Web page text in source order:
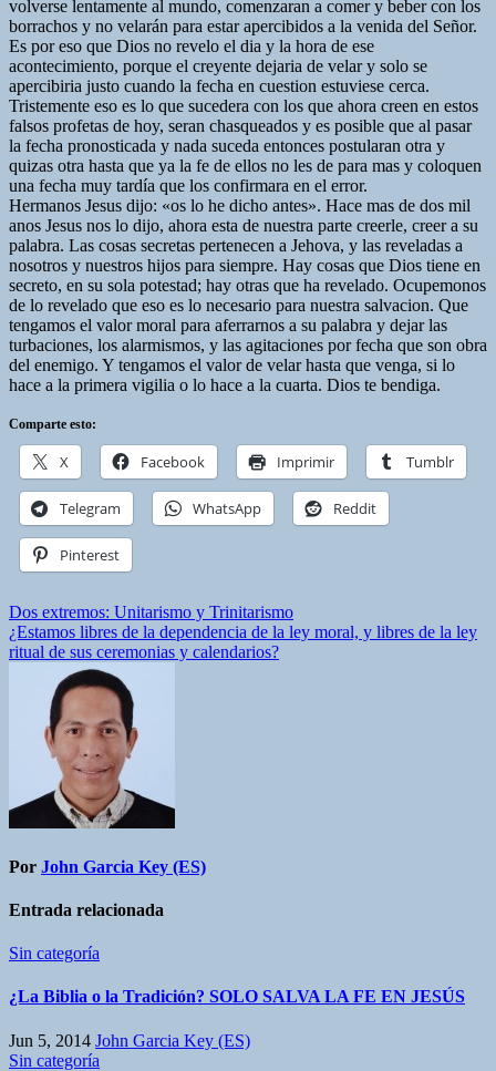
volverse lentamente al mundo, comenzaran a comer y beber con los
borrachos y no velarán para estar apercibidos a la venida del Señor.
Es por eso que Dios no revelo el dia y la hora de ese
acontecimiento, porque el creyente dejaria de velar y solo se
apercibiria justo cuando la fecha en cuestion estuviese cerca.
Tristemente eso es lo que sucedera con los que ahora creen en estos
falsos profetas de hoy, seran chasqueados y es posible que al pasar
la fecha pronosticada y nada suceda entonces postularan otra y
quizas otra hasta que ya la fe de ellos no les de para mas y coloquen
una fecha muy tardía que los confirmara en el error.
Hermanos Jesus dijo: «os lo he dicho antes». Hace mas de dos mil
anos Jesus nos lo dijo, ahora esta de nuestra parte creerle, creer a su
palabra. Las cosas secretas pertenecen a Jehova, y las reveladas a
nosotros y nuestros hijos para siempre. Hay cosas que Dios tiene en
secreto, en su sola potestad; hay otras que ha revelado. Ocupemonos
de lo revelado que eso es lo necesario para nuestra salvacion. Que
tengamos el valor moral para aferrarnos a su palabra y dejar las
turbaciones, los alarmismos, y las agitaciones por fecha que son obra
del enemigo. Y tengamos el valor de velar hasta que venga, si lo
hace a la primera vigilia o lo hace a la cuarta. Dios te bendiga.
Comparte esto:
X Facebook Imprimir Tumblr
Telegram WhatsApp Reddit
Pinterest
Navegación
de
entradas
Dos extremos: Unitarismo y Trinitarismo
¿Estamos libres de la dependencia de la ley moral, y libres de la ley
ritual de sus ceremonias y calendarios?
Por John Garcia Key (ES)
Entrada relacionada
Sin categoría
¿La Biblia o la Tradición? SOLO SALVA LA FE EN JESÚS
Jun 5, 2014 John Garcia Key (ES)
Sin categoría